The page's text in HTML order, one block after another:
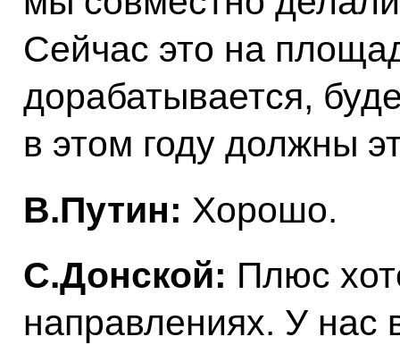
Сейчас это на
дорабатывается,
в этом году должны
В.Путин: Хорошо.
С.Донской: Плюс
направлениях. У нас